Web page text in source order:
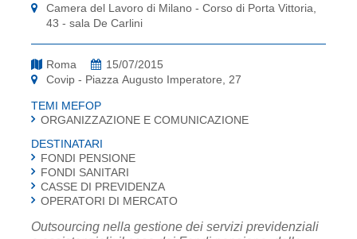
Camera del Lavoro di Milano - Corso di Porta Vittoria,
43 - sala De Carlini
Roma
15/07/2015
Covip - Piazza Augusto Imperatore, 27
TEMI MEFOP
ORGANIZZAZIONE E COMUNICAZIONE
DESTINATARI
FONDI PENSIONE
FONDI SANITARI
CASSE DI PREVIDENZA
OPERATORI DI MERCATO
Outsourcing nella gestione dei servizi previdenziali